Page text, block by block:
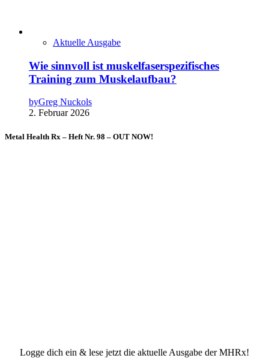
Aktuelle Ausgabe
Wie sinnvoll ist muskelfaserspezifisches
Training zum Muskelaufbau?
byGreg Nuckols
2. Februar 2026
Metal Health Rx – Heft Nr. 98 – OUT NOW!
Logge dich ein & lese jetzt die aktuelle Ausgabe der MHRx!